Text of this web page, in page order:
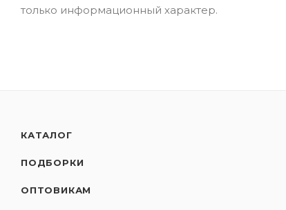
только информационный характер.
КАТАЛОГ
ПОДБОРКИ
ОПТОВИКАМ